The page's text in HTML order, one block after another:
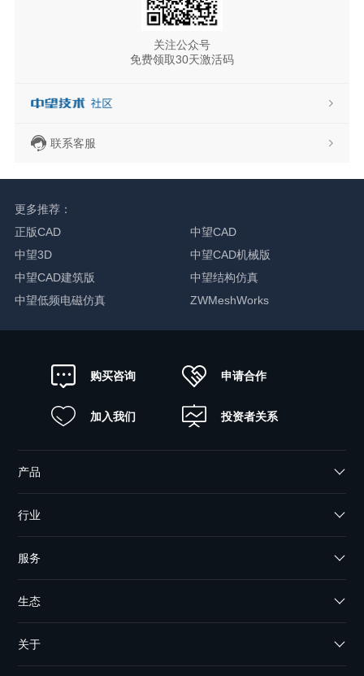
关注公众号
免费领取30天激活码
联系客服
更多推荐：
正版CAD
中望CAD
中望3D
中望CAD机械版
中望CAD建筑版
中望结构仿真
中望低频电磁仿真
ZWMeshWorks
购买咨询 申请合作
加入我们 投资者关系
产品
行业
服务
生态
关于